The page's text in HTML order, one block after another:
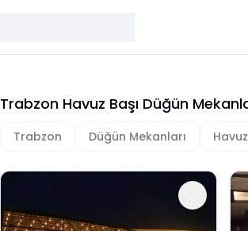
Trabzon Havuz Başı Düğün
Trabzon
Düğün Mekanları